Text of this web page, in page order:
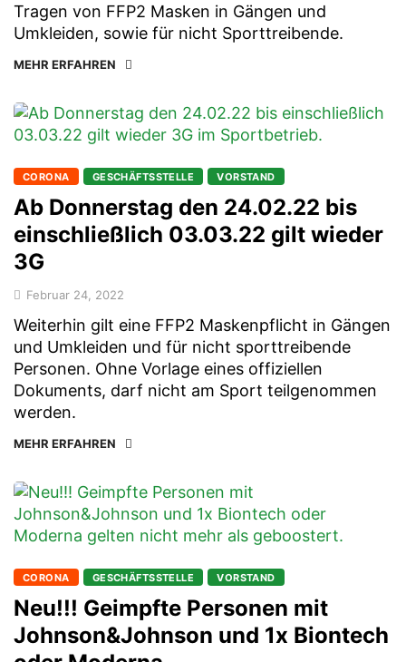
Tragen von FFP2 Masken in Gängen und
Umkleiden, sowie für nicht Sporttreibende.
MEHR ERFAHREN
CORONA GESCHÄFTSSTELLE VORSTAND
Ab Donnerstag den 24.02.22 bis
einschließlich 03.03.22 gilt wieder
3G
Februar 24, 2022
Weiterhin gilt eine FFP2 Maskenpflicht in Gängen
und Umkleiden und für nicht sporttreibende
Personen. Ohne Vorlage eines offiziellen
Dokuments, darf nicht am Sport teilgenommen
werden.
MEHR ERFAHREN
CORONA GESCHÄFTSSTELLE VORSTAND
Neu!!! Geimpfte Personen mit
Johnson&Johnson und 1x Biontech